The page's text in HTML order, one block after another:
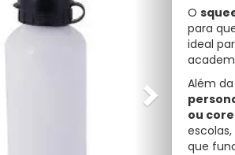
O
para
ideal
Além
ou
que